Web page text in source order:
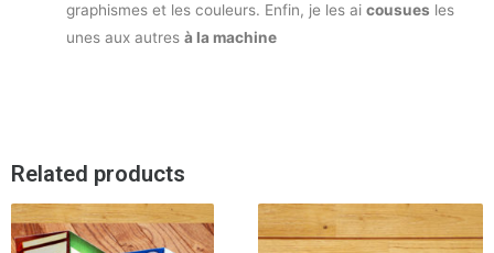
graphismes et les couleurs. Enfin, je les ai cousues les
unes aux autres à la machine
Related products